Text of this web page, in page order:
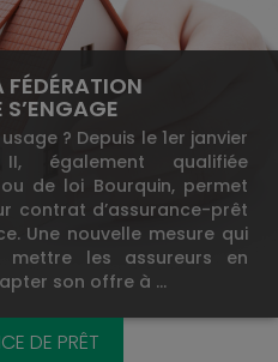
FÉDÉRATION
? Depuis le 1er janvier
également qualifiée
de loi Bourquin, permet
contrat d’assurance-prêt
Une nouvelle mesure qui
les assureurs en
son offre à …
DE PRÊT